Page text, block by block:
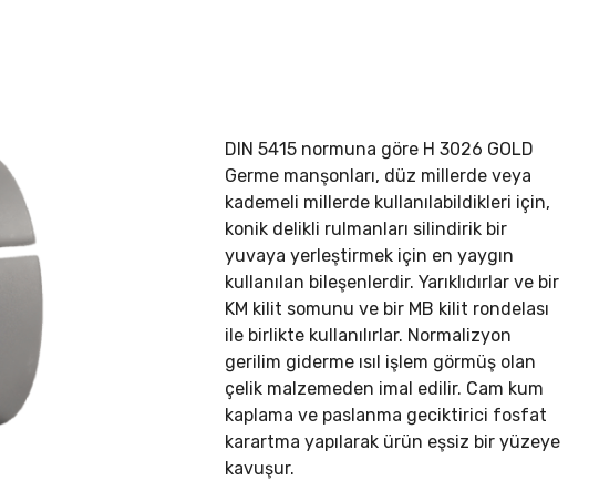
DIN 5415 normuna göre H 3026 GOLD
Germe manşonları, düz millerde veya
kademeli millerde kullanılabildikleri için,
konik delikli rulmanları silindirik bir
yuvaya yerleştirmek için en yaygın
kullanılan bileşenlerdir. Yarıklıdırlar ve bir
KM kilit somunu ve bir MB kilit rondelası
ile birlikte kullanılırlar. Normalizyon
gerilim giderme ısıl işlem görmüş olan
çelik malzemeden imal edilir. Cam kum
kaplama ve paslanma geciktirici fosfat
karartma yapılarak ürün eşsiz bir yüzeye
kavuşur.